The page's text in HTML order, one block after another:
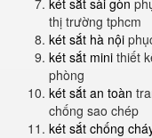
két sắt sài gòn
thị trường tphcm
két sắt hà nội
két sắt mini thiết
phòng
két sắt an toàn
chống sao chép
két sắt chống